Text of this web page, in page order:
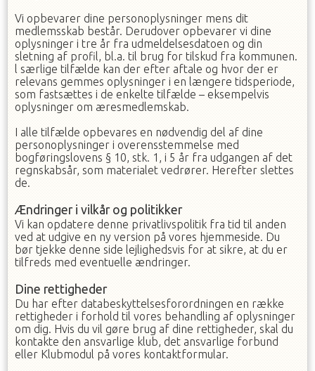
Vi opbevarer dine personoplysninger mens dit
medlemsskab består. Derudover opbevarer vi dine
oplysninger i tre år fra udmeldelsesdatoen og din
sletning af profil, bl.a. til brug for tilskud fra kommunen.
l særlige tilfælde kan der efter aftale og hvor der er
relevans gemmes oplysninger i en længere tidsperiode,
som fastsættes i de enkelte tilfælde – eksempelvis
oplysninger om æresmedlemskab.
I alle tilfælde opbevares en nødvendig del af dine
personoplysninger i overensstemmelse med
bogføringslovens § 10, stk. 1, i 5 år fra udgangen af det
regnskabsår, som materialet vedrører. Herefter slettes
de.
Ændringer i vilkår og politikker
Vi kan opdatere denne privatlivspolitik fra tid til anden
ved at udgive en ny version på vores hjemmeside. Du
bør tjekke denne side lejlighedsvis for at sikre, at du er
tilfreds med eventuelle ændringer.
Dine rettigheder
Du har efter databeskyttelsesforordningen en række
rettigheder i forhold til vores behandling af oplysninger
om dig. Hvis du vil gøre brug af dine rettigheder, skal du
kontakte den ansvarlige klub, det ansvarlige forbund
eller Klubmodul på vores kontaktformular.